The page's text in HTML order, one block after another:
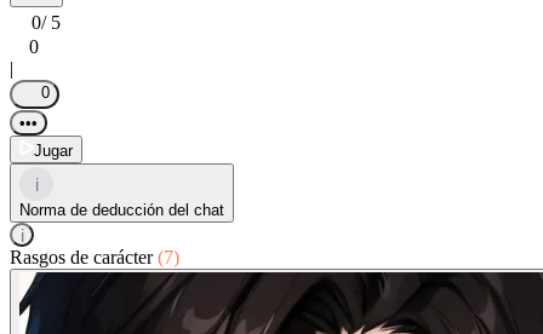
0/ 5
0
|
0
•••
Jugar
i
Norma de deducción del chat
i
Rasgos de carácter(7)